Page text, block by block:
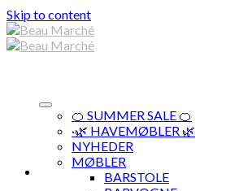
Skip to content
🍊 SUMMER SALE 🍊
·🌿 HAVEMØBLER 🌿
NYHEDER
MØBLER
BARSTOLE